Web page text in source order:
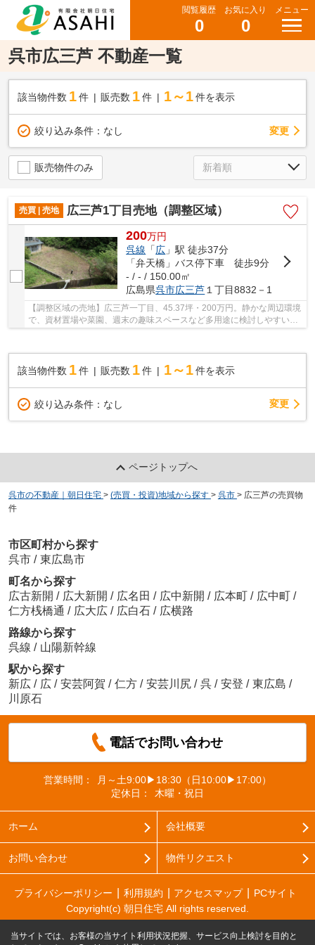
閲覧履歴
0
お気に入り
0
メニュー
呉市広三芦 不動産一覧
該当物件数 1件 販売数 1 件 1～1 件を表示
絞り込み条件： なし 変更
販売物件のみ
売買 | 売地 広三芦1丁目売地（調整区域）
200万円
呉線 「広 」駅 徒歩37分
「弁天橋」バス停下車 徒歩9分
- / - / 150.00㎡
広島県呉市広三芦１丁目8832－1
【調整区域の売地】広三芦一丁目、45.37坪・200万円。静かな周辺環境
で、資材置場や菜園、週末の趣味スペースなど多用途に検討しやすい区
該当物件数 1件 販売数 1 件 1～1 件を表示
絞り込み条件： なし 変更
ページトップへ
呉市の不動産｜朝日住宅 > (売買・投資)地域から探す > 呉市 > 広三芦の売買物
件
市区町村から探す
呉市 / 東広島市
町名から探す
広古新開 / 広大新開 / 広名田 / 広中新開 / 広本町 / 広中町 /
仁方桟橋通 / 広大広 / 広白石 / 広横路
路線から探す
呉線 / 山陽新幹線
駅から探す
新広 / 広 / 安芸阿賀 / 仁方 / 安芸川尻 / 呉 / 安登 / 東広島 /
川原石
電話でお問い合わせ
営業時間：
月～土9:00▶18:30（日10:00▶17:00）
定休日：
木曜・祝日
ホーム 会社概要
お問い合わせ 物件リクエスト
プライバシーポリシー 利用規約 アクセスマップ
PCサイト
Copyright(c) 朝日住宅 All rights reserved.
当サイトでは、お客様の当サイト利用状況把握、サービス向上検討を目的と